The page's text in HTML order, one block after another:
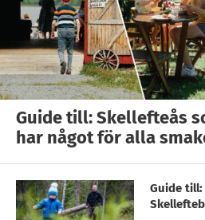
Guide till: Skellefteås
har något för alla
Guide